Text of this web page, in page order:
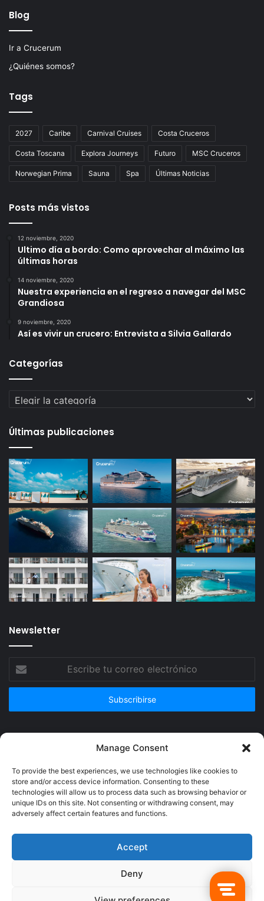
Manage Consent
To provide the best experiences, we use technologies like cookies to
store and/or access device information. Consenting to these
technologies will allow us to process data such as browsing behavior or
unique IDs on this site. Not consenting or withdrawing consent, may
adversely affect certain features and functions.
Accept
Deny
Blog
Ir a Crucerum
¿Quiénes somos?
Tags
2027 Caribe Carnival Cruises Costa Cruceros
Costa Toscana Explora Journeys Futuro MSC Cruceros
Norwegian Prima Sauna Spa Últimas Noticias
Posts más vistos
12 noviembre, 2020
Ultimo día a bordo: Como aprovechar al máximo las
últimas horas
14 noviembre, 2020
Nuestra experiencia en el regreso a navegar del MSC
Grandiosa
9 noviembre, 2020
Así es vivir un crucero: Entrevista a Silvia Gallardo
Categorías
Categorías
Últimas publicaciones
Newsletter
correo
© Copyright 2026, Todos los derechos reservados @Crucerum |